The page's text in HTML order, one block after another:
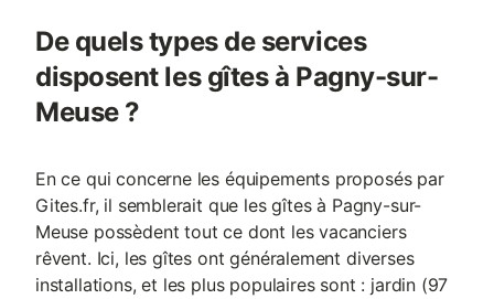
De quels types de services
disposent les gîtes à Pagny-sur-
Meuse ?
En ce qui concerne les équipements proposés par
Gites.fr, il semblerait que les gîtes à Pagny-sur-
Meuse possèdent tout ce dont les vacanciers
rêvent. Ici, les gîtes ont généralement diverses
installations, et les plus populaires sont : jardin (97